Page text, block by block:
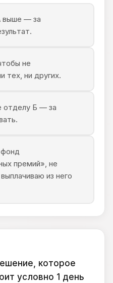
— за
не
тех, ни других.
Б — за
премий», не
из него
которое
условно 1 день